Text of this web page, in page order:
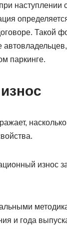
наступлении
Такой
паркинге.
износ
и года